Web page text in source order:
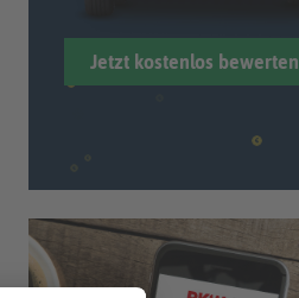
Jetzt kostenlos bewerten